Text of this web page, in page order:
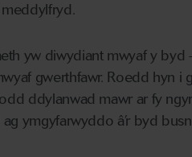
.
yw diwydiant mwyaf y byd
gwerthfawr. Roedd hyn i
ddylanwad mawr ar fy
ag ymgyfarwyddo â’rbyd